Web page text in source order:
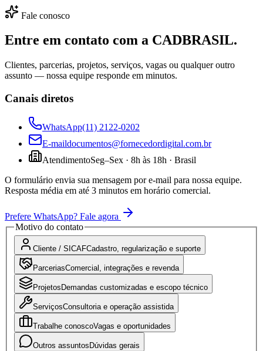
Fale conosco
Entre em contato com a CADBRASIL.
Clientes, parcerias, projetos, serviços, vagas ou qualquer outro
assunto — nossa equipe responde em minutos.
Canais diretos
WhatsApp(11) 2122-0202
E-maildocumentos@fornecedordigital.com.br
AtendimentoSeg–Sex · 8h às 18h · Brasil
O formulário envia sua mensagem por e-mail para nossa equipe.
Resposta média em até 3 minutos em horário comercial.
Prefere WhatsApp? Fale agora
Motivo do contato
Cliente / SICAFCadastro, regularização e suporte
ParceriasComercial, integrações e revenda
Projetos Demandas customizadas e escopo técnico
ServiçosConsultoria e operação assistida
Trabalhe conoscoVagas e oportunidades
Outros assuntos Dúvidas gerais